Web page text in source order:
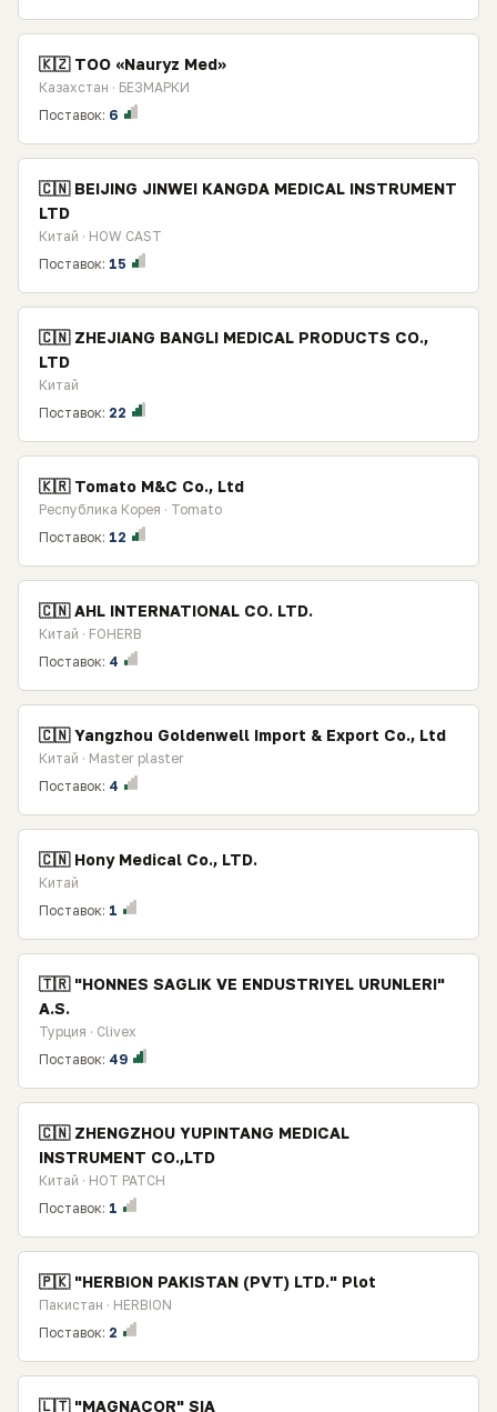
🇰🇿 ТОО «Nauryz Med»
Казахстан · БЕЗМАРКИ
Поставок: 6
🇨🇳 BEIJING JINWEI KANGDA MEDICAL INSTRUMENT
LTD
Китай · HOW CAST
Поставок: 15
🇨🇳 ZHEJIANG BANGLI MEDICAL PRODUCTS CO.,
LTD
Китай
Поставок: 22
🇰🇷 Tomato M&C Co., Ltd
Республика Корея · Tomato
Поставок: 12
🇨🇳 AHL INTERNATIONAL CO. LTD.
Китай · FOHERB
Поставок: 4
🇨🇳 Yangzhou Goldenwell Import & Export Co., Ltd
Китай · Master plaster
Поставок: 4
🇨🇳 Hony Medical Co., LTD.
Китай
Поставок: 1
🇹🇷 "HONNES SAGLIK VE ENDUSTRIYEL URUNLERI"
A.S.
Турция · Clivex
Поставок: 49
🇨🇳 ZHENGZHOU YUPINTANG MEDICAL
INSTRUMENT CO.,LTD
Китай · HOT PATCH
Поставок: 1
🇵🇰 "HERBION PAKISTAN (PVT) LTD." Plot
Пакистан · HERBION
Поставок: 2
🇱🇹 "MAGNACOR" SIA